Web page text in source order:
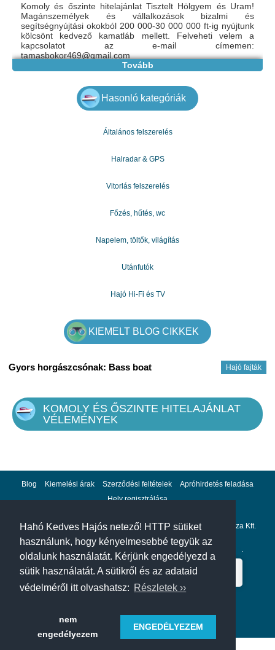
Hahó Kedves Hajós netező! HTTP sütiket
használunk, hogy kényelmesebbé tegyük az
oldalunk használatát. Kérjünk engedélyezd a
sütik használatát. A sütikről és az adataid
védelméről itt olvashatsz: Részletek ››
nem
engedélyezem
ENGEDÉLYEZEM
Komoly és őszinte hitelajánlat Tisztelt Hölgyem és Uram!
Magánszemélyek és vállalkozások bizalmi és
segítségnyújtási okokból 200 000-30 000 000 ft-ig nyújtunk
kölcsönt kedvező kamatláb mellett. Felveheti velem a
kapcsolatot az e-mail címemen:
tamasbokor469@gmail.com
Tovább
Hasonló kategóriák
Általános felszerelés
Halradar & GPS
Vitorlás felszerelés
Főzés, hűtés, wc
Napelem, töltők, világítás
Utánfutók
Hajó Hi-Fi és TV
KIEMELT BLOG CIKKEK
Hajó fajták
Gyors horgászcsónak: Bass boat
KOMOLY ÉS ŐSZINTE HITELAJÁNLAT
VÉLEMÉNYEK
Blog Kiemelési árak Szerződési feltételek
Apróhirdetés feladása
Hely regisztrálása
Adatvédelem Impresszum A hahohajo.hu kiadója a GlobalPlaza Kft.
A hahohajo.hu online bankkártyás fizetési partnere az .